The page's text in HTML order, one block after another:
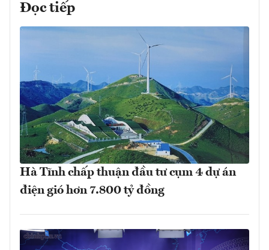
Đọc tiếp
Hà Tĩnh chấp thuận đầu tư cụm 4 dự án
điện gió hơn 7.800 tỷ đồng